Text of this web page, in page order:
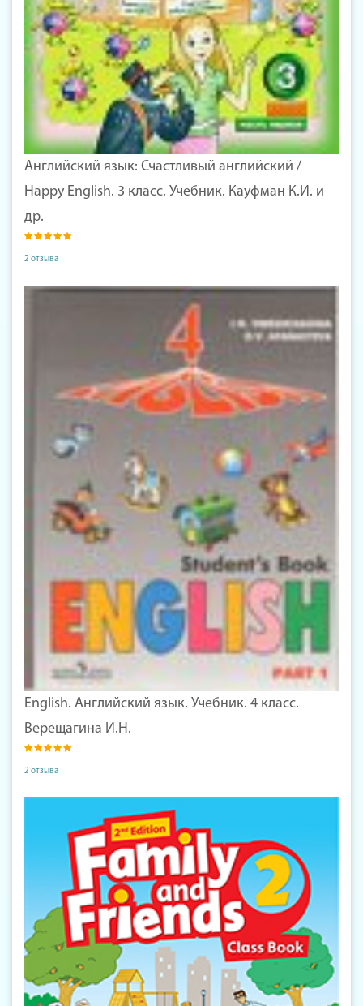
Английский язык: Счастливый английский /
Happy English. 3 класс. Учебник. Кауфман К.И. и
др.
2 отзыва
English. Английский язык. Учебник. 4 класс.
Верещагина И.Н.
2 отзыва